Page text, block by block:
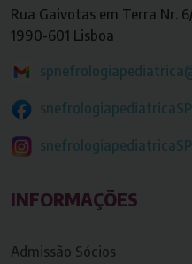
Rua Gaivotas em Terra Nr.
1990-601 Lisboa
INFORMAÇÕES
Admissão Sócios